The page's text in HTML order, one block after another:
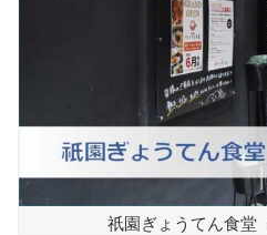
祇園ぎょうてん食堂